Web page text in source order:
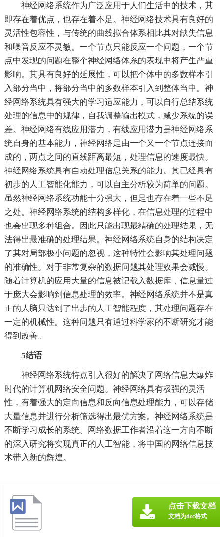
神经网络系统作为广泛应用于人们生活中的技术，其
即存在着优点，也存在着不足。神经网络技术具有良好的
灵活性包容性，与传统的曲线拟合体系相比其对缺失信息
和噪音反应不灵敏。一个节点只能反应一个问题，一个节
点中发现的问题在整个神经网络体系的表现中将产生严重
影响。其具有良好的延展性，可以把个体中的多数样本引
入部分当中，将部分当中的多数样本引入到整体当中。神
经网络系统具有强大的学习适应能力，可以自行总结系统
处理的信息中的规律，自我调整输出模式，减少系统的误
差。神经网络有线应用潜力，有线应用潜力是神经网络系
统自身的基本能力，神经网络是由一个又一个节点连接而
成的，两点之间的直线距离最短，处理信息的速度最快。
神经网络系统具有自动处理信息关系的能力。其已经具有
初步的人工智能化能力，可以自主分析较为简单的问题。
虽然神经网络系统功能十分强大，但是也存在着一些不足
之处。神经网络系统的结构多样化，在信息处理的过程中
也会出现多种组合。因此只能出现最精确的处理结果，无
法得出最准确的处理结果。神经网络系统自身的结构决定
了其对局部极小问题的忽视，这种特性会影响其处理问题
的准确性。对于非常复杂的数据问题其处理效果会减慢。
随着计算机的应用大量的信息被记载入数据库，信息量过
于庞大会影响到信息处理的效率。神经网络系统并不是真
正的人脑只达到了出步的人工智能程度，其处理问题存在
一定的机械性。这种问题只有通过科学家的不断研究才能
得到改善。
5结语
神经网络系统特点引入很好的解决了网络信息大爆炸
时代的计算机网络安全问题。神经网络具有极强的灵活
性，有着强大的定向信息和反向信息处理能力，可以存储
大量信息并进行分析筛选得出最优方案。神经网络系统是
不断学习成长的系统。网络数据工作者沿着这一方向不断
的深入研究将实现真正的人工智能，将中国的网络信息技
术带入新的辉煌。
点击下载文档
文档为doc格式